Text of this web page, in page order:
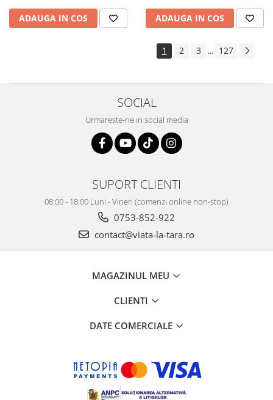
ADAUGA IN COS ADAUGA IN COS
1 2 3 ... 127
SOCIAL
Urmareste-ne in social media
SUPORT CLIENTI
08:00 - 18:00 Luni - Vineri (comenzi online non-stop)
0753-852-922
contact@viata-la-tara.ro
MAGAZINUL MEU
CLIENTI
DATE COMERCIALE